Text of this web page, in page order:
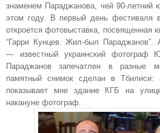
знаменем Параджанова, чей 90-летний
этом году. В первый день фестиваля
откроется фотовыставка, посвященная
“Гарри Кунцев. Жил-был Параджанов”.
— известный украинский фотограф
Параджанов запечатлен в разные
памятный снимок сделан в
показывает мне здание КГБ на
накануне фотограф.